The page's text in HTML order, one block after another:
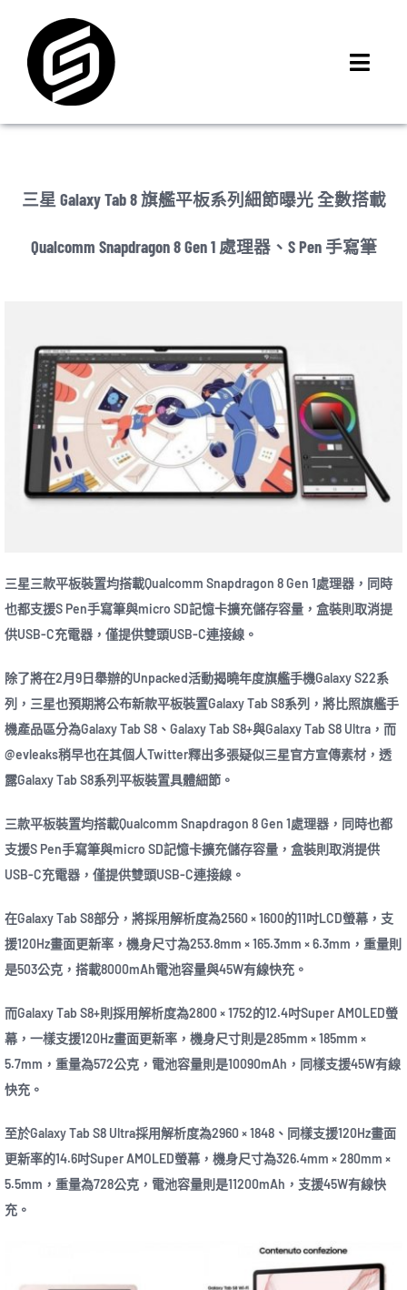
content
線上商城
最新資訊
聯絡我們
三星 Galaxy Tab 8 旗艦平板系列細節曝光 全數搭載
Qualcomm Snapdragon 8 Gen 1 處理器、S Pen 手寫筆
三星三款平板裝置均搭載Qualcomm Snapdragon 8 Gen 1處理器，同時
也都支援S Pen手寫筆與micro SD記憶卡擴充儲存容量，盒裝則取消提
供USB-C充電器，僅提供雙頭USB-C連接線。
除了將在2月9日舉辦的Unpacked活動揭曉年度旗艦手機Galaxy S22系
列，三星也預期將公布新款平板裝置Galaxy Tab S8系列，將比照旗艦手
機產品區分為Galaxy Tab S8、Galaxy Tab S8+與Galaxy Tab S8 Ultra，而
@evleaks稍早也在其個人Twitter釋出多張疑似三星官方宣傳素材，透
露Galaxy Tab S8系列平板裝置具體細節。
三款平板裝置均搭載Qualcomm Snapdragon 8 Gen 1處理器，同時也都
支援S Pen手寫筆與micro SD記憶卡擴充儲存容量，盒裝則取消提供
USB-C充電器，僅提供雙頭USB-C連接線。
在Galaxy Tab S8部分，將採用解析度為2560 × 1600的11吋LCD螢幕，支
援120Hz畫面更新率，機身尺寸為253.8mm × 165.3mm × 6.3mm，重量則
是503公克，搭載8000mAh電池容量與45W有線快充。
而Galaxy Tab S8+則採用解析度為2800 × 1752的12.4吋Super AMOLED螢
幕，一樣支援120Hz畫面更新率，機身尺寸則是285mm × 185mm ×
5.7mm，重量為572公克，電池容量則是10090mAh，同樣支援45W有線
快充。
至於Galaxy Tab S8 Ultra採用解析度為2960 × 1848、同樣支援120Hz畫面
更新率的14.6吋Super AMOLED螢幕，機身尺寸為326.4mm × 280mm ×
5.5mm，重量為728公克，電池容量則是11200mAh，支援45W有線快
充。